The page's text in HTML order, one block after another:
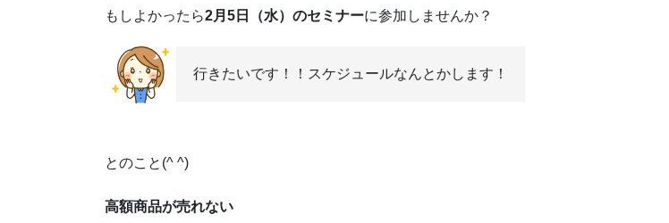
もしよかったら2月5日（水）のセミナーに参加しませんか？
行きたいです！！スケジュールなんとかします！
とのこと(^ ^)
高額商品が売れない